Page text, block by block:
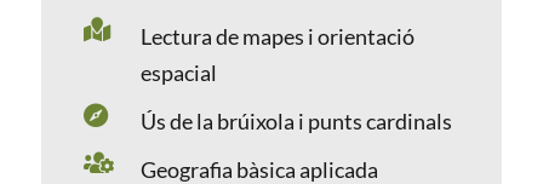

Lectura de mapes i orientació
espacial
 Ús de la brúixola i punts cardinals
 Geografia bàsica aplicada